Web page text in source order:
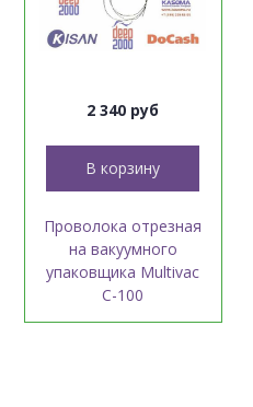
2 340 руб
В корзину
Проволока отрезная
на вакуумного
упаковщика Multivac
C-100